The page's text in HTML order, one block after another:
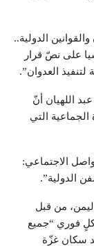
الدولية..
على نصّ قرار
العدوان”.
اللهيان أنّ
التي
الاجتماعي:
الدولية”.
من قبل
فوري “جميع
سكان غزّة